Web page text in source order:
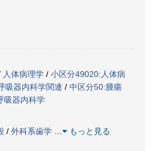
人体病理学 / 小区分49020:人体病
吸器内科学関連 / 中区分50:腫瘍
吸器内科学
/ 外科系歯学 もっと見る